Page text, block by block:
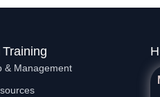
& Management